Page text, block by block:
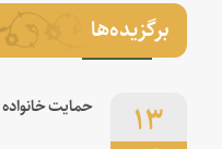
برگزیده‌ها
۱۳ حمایت